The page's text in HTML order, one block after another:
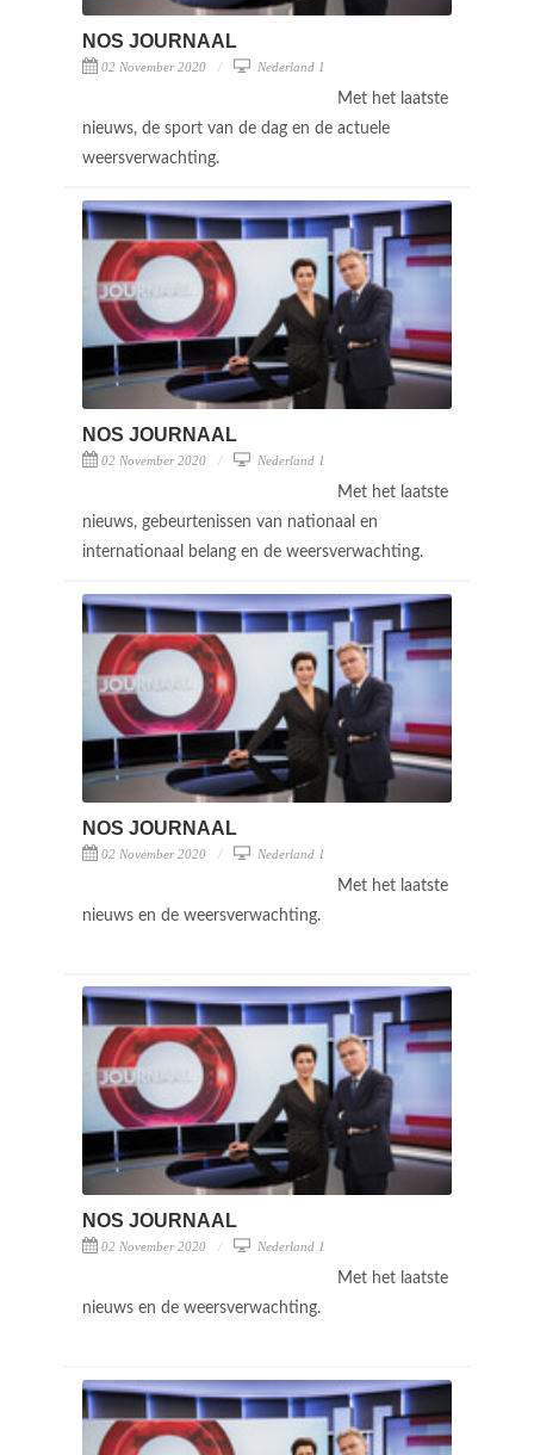
NOS JOURNAAL
02 November 2020 Nederland 1
Met het laatste
nieuws, de sport van de dag en de actuele
weersverwachting.
NOS JOURNAAL
02 November 2020 Nederland 1
Met het laatste
nieuws, gebeurtenissen van nationaal en
internationaal belang en de weersverwachting.
NOS JOURNAAL
02 November 2020 Nederland 1
Met het laatste
nieuws en de weersverwachting.
NOS JOURNAAL
02 November 2020 Nederland 1
Met het laatste
nieuws en de weersverwachting.